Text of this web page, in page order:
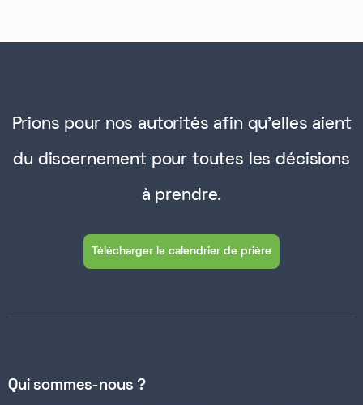
Prions pour nos autorités afin qu'elles aient
du discernement pour toutes les décisions
à prendre.
Télécharger le calendrier de prière
Qui sommes-nous ?